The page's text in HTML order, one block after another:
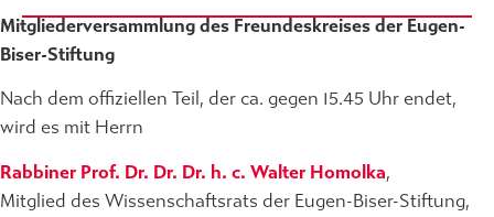
Mitgliederversammlung des Freundeskreises der Eugen-
Biser-Stiftung
Nach dem offiziellen Teil, der ca. gegen 15.45 Uhr endet,
wird es mit Herrn
Rabbiner Prof. Dr. Dr. Dr. h. c. Walter Homolka,
Mitglied des Wissenschaftsrats der Eugen-Biser-Stiftung,